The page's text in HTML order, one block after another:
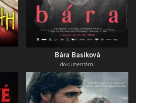
Bára Basiková
dokumentární